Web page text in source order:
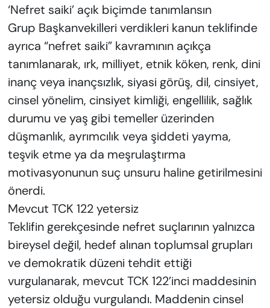
‘Nefret saiki’ açık biçimde tanımlansın
Grup Başkanvekilleri verdikleri kanun teklifinde
ayrıca “nefret saiki” kavramının açıkça
tanımlanarak, ırk, milliyet, etnik köken, renk, dini
inanç veya inançsızlık, siyasi görüş, dil, cinsiyet,
cinsel yönelim, cinsiyet kimliği, engellilik, sağlık
durumu ve yaş gibi temeller üzerinden
düşmanlık, ayrımcılık veya şiddeti yayma,
teşvik etme ya da meşrulaştırma
motivasyonunun suç unsuru haline getirilmesini
önerdi.
Mevcut TCK 122 yetersiz
Teklifin gerekçesinde nefret suçlarının yalnızca
bireysel değil, hedef alınan toplumsal grupları
ve demokratik düzeni tehdit ettiği
vurgulanarak, mevcut TCK 122’inci maddesinin
yetersiz olduğu vurgulandı. Maddenin cinsel